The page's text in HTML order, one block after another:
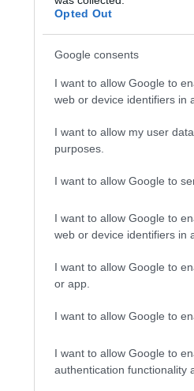
Opted Out
Google consents
I want to allow Google to
web or device identifiers in
I want to allow my user
purposes.
I want to allow Google to
I want to allow Google to
web or device identifiers in
I want to allow Google to
or app.
I want to allow Google to
I want to allow Google to
authentication functionality
változtatni!
lehetőségeidet, és lásd,
döntöttél!